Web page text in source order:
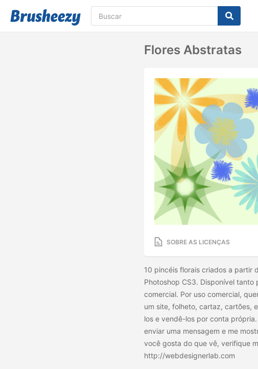
Flores Abstratas
SOBRE AS LICENÇAS
10 pincéis florais criados a partir
Photoshop CS3. Disponível tanto
comercial. Por uso comercial,
um site, folheto, cartaz, cartões,
los e vendê-los por conta
enviar uma mensagem e me
você gosta do que vê, verifique
http://webdesignerlab.com